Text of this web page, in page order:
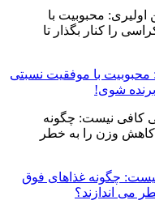
محبوبیت با موفقیت نسبتی
برنده شوی!
چگونه غذاهای فوق
می اندازند؟